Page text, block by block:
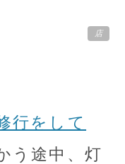
店
行をして
う途中、灯